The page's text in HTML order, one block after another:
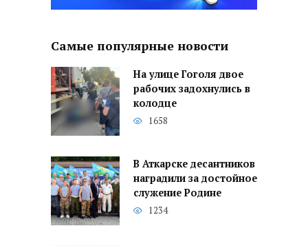
Самые популярные новости
На улице Гоголя двое
рабочих задохнулись в
колодце
1658
В Аткарске десантников
наградили за достойное
служение Родине
1234